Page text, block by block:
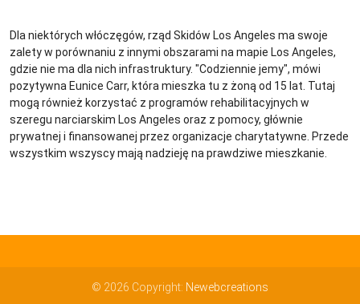
Dla niektórych włóczęgów, rząd Skidów Los Angeles ma swoje
zalety w porównaniu z innymi obszarami na mapie Los Angeles,
gdzie nie ma dla nich infrastruktury. "Codziennie jemy", mówi
pozytywna Eunice Carr, która mieszka tu z żoną od 15 lat. Tutaj
mogą również korzystać z programów rehabilitacyjnych w
szeregu narciarskim Los Angeles oraz z pomocy, głównie
prywatnej i finansowanej przez organizacje charytatywne. Przede
wszystkim wszyscy mają nadzieję na prawdziwe mieszkanie.
© 2026 Copyright: Newebcreations